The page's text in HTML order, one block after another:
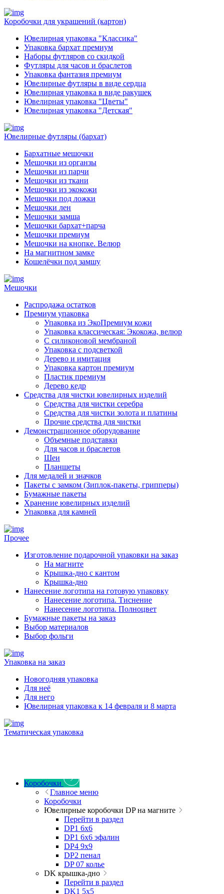
Коробочки для украшений (картон)
Ювелирная упаковка "Классика"
Упаковка бархат премиум
Наборы футляров со скидкой
Футляры для часов и браслетов
Упаковка фантазия премиум
Ювелирные футляры в виде сердца
Ювелирная упаковка в виде ракушек
Ювелирная упаковка "Цветы"
Ювелирная упаковка "Детская"
Ювелирные футляры (бархат)
Бархатные мешочки
Мешочки из органзы
Мешочки из парчи
Мешочки из ткани
Мешочки из экокожи
Мешочки под ложки
Мешочки лен
Мешочки замша
Мешочки бархат+парча
Мешочки премиум
Мешочки на кнопке. Велюр
На магнитном замке
Кошелёчки под замшу
Мешочки
Распродажа остатков
Премиум упаковка
Упаковка из ЭкоПремиум кожи
Упаковка классическая: Экокожа, велюр
С силиконовой мембраной
Упаковка с подсветкой
Дерево и имитация
Упаковка картон премиум
Пластик премиум
Дерево кедр
Средства для чистки ювелирных изделий
Средства для чистки серебра
Средства для чистки золота и платины
Прочие средства для чистки
Демонстрационное оборудование
Объемные подставки
Для часов и браслетов
Шеи
Планшеты
Для медалей и значков
Пакеты с замком (Зиплок-пакеты, грипперы)
Бумажные пакеты
Хранение ювелирных изделий
Упаковка для камней
Прочее
Изготовление подарочной упаковки на заказ
На магните
Крышка-дно с кантом
Крышка-дно
Нанесение логотипа на готовую упаковку
Нанесение логотипа. Тиснение
Нанесение логотипа. Полноцвет
Бумажные пакеты на заказ
Выбор материалов
Выбор фольги
Упаковка на заказ
Новогодняя упаковка
Для неё
Для него
Ювелирная упаковка к 14 февраля и 8 марта
Тематическая упаковка
Коробочки
Главное меню
Коробочки
Ювелирные коробочки DP на магните
Перейти в раздел
DP1 6x6
DP1 6x6 эфалин
DP4 9x9
DP2 пенал
DP 07 колье
DK крышка-дно
Перейти в раздел
DK1 5x5